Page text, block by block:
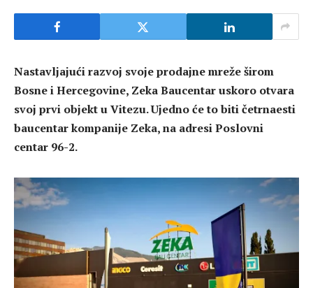
Nastavljajući razvoj svoje prodajne mreže širom
Bosne i Hercegovine, Zeka Baucentar uskoro otvara
svoj prvi objekt u Vitezu. Ujedno će to biti četrnaesti
baucentar kompanije Zeka, na adresi Poslovni
centar 96-2.